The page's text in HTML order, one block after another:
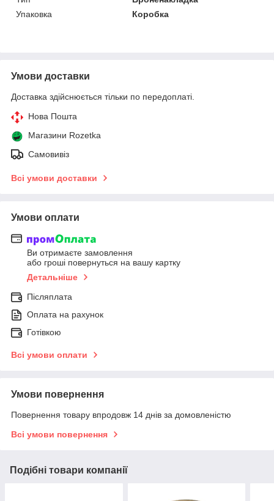
Упаковка
Коробка
Умови доставки
Доставка здійснюється тільки по передоплаті.
Нова Пошта
Магазини Rozetka
Самовивіз
Всі умови доставки
Умови оплати
Ви отримаєте замовлення
або гроші повернуться на вашу картку
Детальніше
Післяплата
Оплата на рахунок
Готівкою
Всі умови оплати
Умови повернення
Повернення товару впродовж 14 днів за домовленістю
Всі умови повернення
Подібні товари компанії